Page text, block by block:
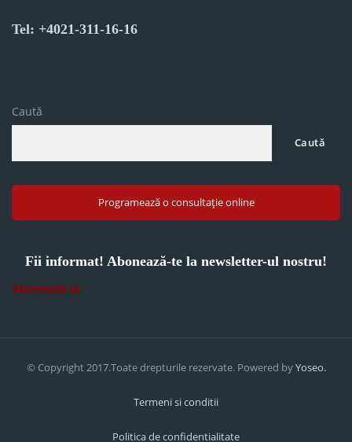
Tel: +4021-311-16-16
Caută
Caută
Programează o consultație online
Fii informat! Abonează-te la newsletter-ul nostru!
Abonează-te
© Copyright 2017.Toate drepturile rezervate. Powered byYoseo.
Termeni si conditii
Politica de confidentialitate